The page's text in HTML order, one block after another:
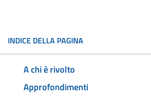
INDICE DELLA PAGINA
A chi è rivolto
Approfondimenti